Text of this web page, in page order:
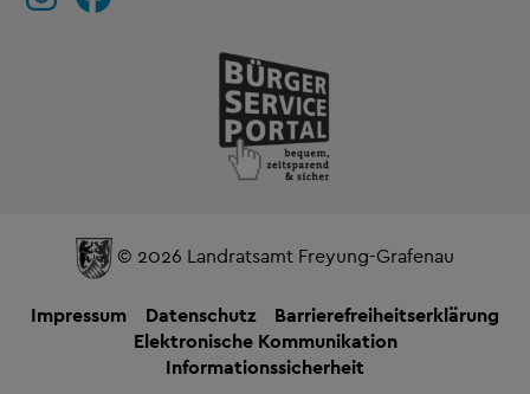
© 2026 Landratsamt Freyung-Grafenau
Impressum Datenschutz
Barrierefreiheitserklärung
Elektronische Kommunikation
Informationssicherheit